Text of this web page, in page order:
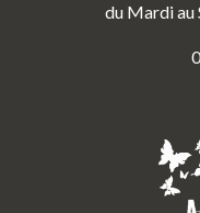
du Mardi au